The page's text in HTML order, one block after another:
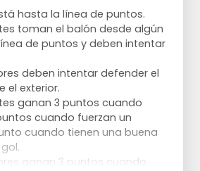
puede realizarse a la
puede jugarse en
portería con la intención de
hasta la línea de puntos.
toman el balón desde algún
de puntos y deben intentar
deben intentar defender el
el exterior.
ganan 3 puntos cuando
cuando fuerzan un
cuando tienen una buena
ganan 3 puntos cuando